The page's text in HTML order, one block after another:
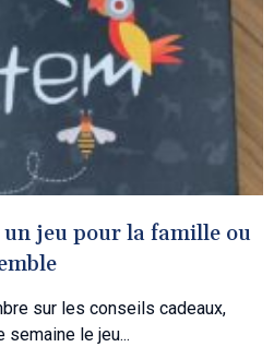
un jeu pour la famille ou
sur les conseils cadeaux,
semaine le jeu